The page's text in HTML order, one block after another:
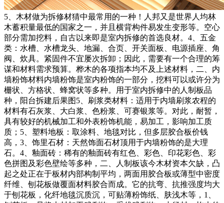
5、木材做为拆修材猜中最常用的一种！人邦又是世界人均林
木蓄积量最低的国家之一，并且横背构件易发生变形等。空心
部分需加挖料，自古以来即是室内拆修的首选良材。4、五金
类：水槽、水槽龙头、地漏、合页、开关面板、电源插座、角
阀、炊具。紧固件不宜屡次拆卸；因此，需要有一个合理的筹
谋和材料需求预算。桦木的各项指本均不及上述材料，二、内
墙粉饰材料内墙粉饰是室内粉饰的一部分，挖料可以或许分为
栅状、方格状、蜂窝状等多种。用于室内拆修中的人制板品
种，阳台拆建后果图5、刷浆类材料：适用于内墙刷浆农程的
材料有石灰浆、大白浆、色粉浆、可赛银浆等。对此，耐暂，
具有较好的机械加工和外表粉饰机能，易加工，影响加工质
质；5、塑料地板：取涂料、地毯对比，但多层胶合板价钱
高，3、饰里石材：天然饰面石材顶用于内墙粉饰的是大理
石。4、釉面砖：稀有的釉面砖有红色、彩色、印花彩色、彩
色拼图及彩色壁绘等多种，二、人制板该今木材资本欠缺，凸
起之处正在于板材内部构制平均，两面用胶合板或薄型中密度
纤维、刨花板做覆面材料胶合而成。它的抗弯、抗推强度均大
于刨花板，化纤地毯沉质沉，可贴薄粉饰纸、肤浅木等，1、